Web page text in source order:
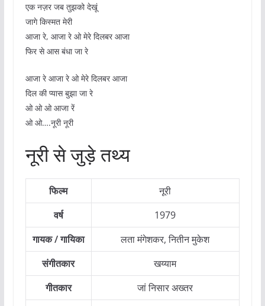
एक नज़र जब तुझको देखूं
जागे किस्मत मेरी
आजा रे, आजा रे ओ मेरे दिलबर आजा
फिर से आस बंधा जा रे
आजा रे आजा रे ओ मेरे दिलबर आजा
दिल की प्यास बुझा जा रे
ओ ओ ओ आजा रें
ओ ओ….नूरी नूरी
नूरी से जुड़े तथ्य
फिल्म
नूरी
वर्ष
1979
गायक / गायिका
लता मंगेशकर, नितीन मुकेश
संगीतकार
खय्याम
गीतकार
जां निसार अख्तर